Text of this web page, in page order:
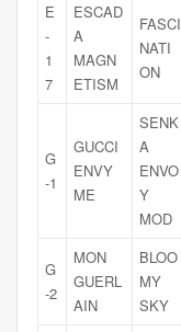
E
-
1
7
ESCAD
A
MAGN
ETISM
FASCI
NATI
ON
G
-1
GUCCI
ENVY
ME
SENK
A
ENVO
Y
MOD
G
-2
MON
GUERL
AIN
BLOO
MY
SKY